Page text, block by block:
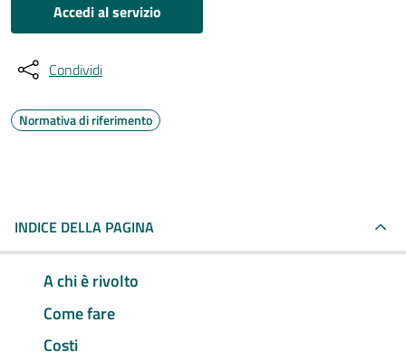
Accedi al servizio
Condividi
Normativa di riferimento
INDICE DELLA PAGINA
A chi è rivolto
Come fare
Costi